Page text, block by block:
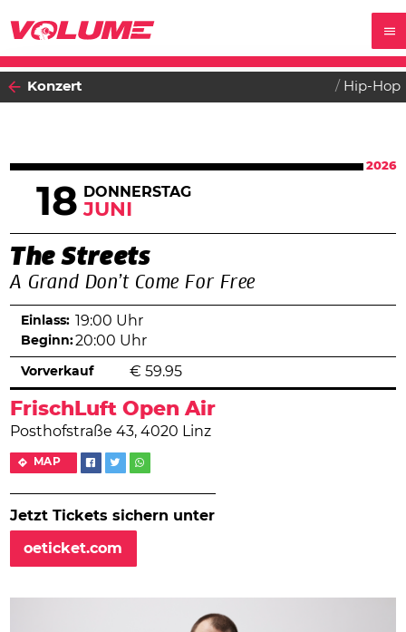
Konzert Hip-Hop
2026
18 DONNERSTAG
JUNI
The Streets
A Grand Don’t Come For Free
FrischLuft Open Air
Posthofstraße 43, 4020 Linz
MAP
Jetzt Tickets sichern unter
oeticket.com
Einlass: 19:00 Uhr
Beginn:20:00 Uhr
Vorverkauf € 59.95